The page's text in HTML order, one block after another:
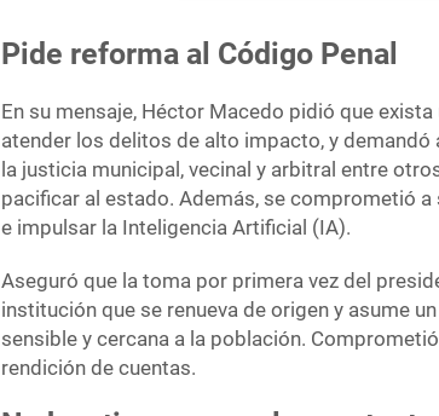
Pide reforma al Código Penal
En su mensaje, Héctor Macedo pidió que
atender los delitos de alto impacto, y
la justicia municipal, vecinal y arbitral entre
pacificar al estado. Además, se comprometió
e impulsar la Inteligencia Artificial (IA).
Aseguró que la toma por primera vez del
institución que se renueva de origen y asume
sensible y cercana a la población.
rendición de cuentas.